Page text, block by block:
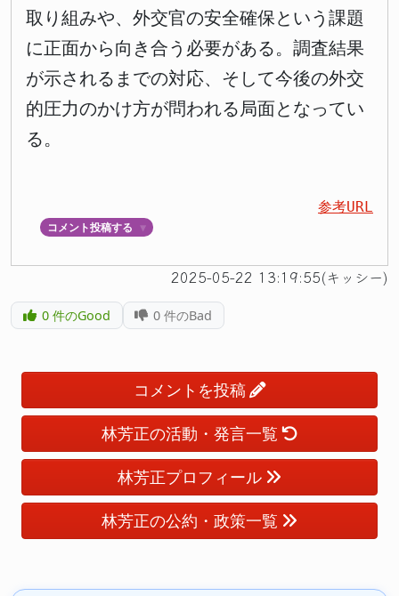
取り組みや、外交官の安全確保という課題
に正面から向き合う必要がある。調査結果
が示されるまでの対応、そして今後の外交
的圧力のかけ方が問われる局面となってい
る。
参考URL
コメント投稿する ▼
2025-05-22 13:19:55(キッシー)
0件のGood 0 件のBad
コメントを投稿
林芳正の活動・発言一覧
林芳正プロフィール
林芳正の公約・政策一覧